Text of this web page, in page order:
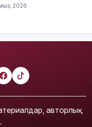
2026
авторлық